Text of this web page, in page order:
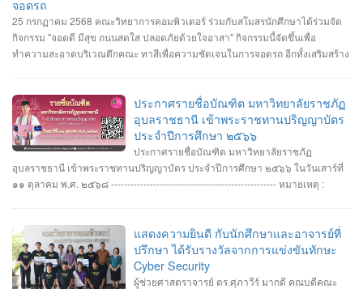
จอดรถ
25 กรกฏาคม 2568 คณะวิทยาการคอมพิวเตอร์ ร่วมกับสโมสรนักศึกษาได้ร่วมจัด
กิจกรรม "จอดดี มีสุข ถนนสดใส ปลอดภัยด้วยใจอาสา" กิจกรรมนี้จัดขึ้นเพื่อ
ทำความสะอาดบริเวณตึกคณะ ทาสีเพื่อความชัดเจนในการจอดรถ อีกทั้งเสริมสร้าง
ประกาศรายชื่อบัณฑิต มหาวิทยาลัยราชภัฏ
อุบลราชธานี เข้าพระราชทานปริญญาบัตร
ประจำปีการศึกษา ๒๕๖๖
ประกาศรายชื่อบัณฑิต มหาวิทยาลัยราชภัฏ
อุบลราชธานี เข้าพระราชทานปริญญาบัตร ประจำปีการศึกษา ๒๕๖๖ ในวันเสาร์ที่
๑๑ ตุลาคม พ.ศ. ๒๕๖๘ --------------------------------------------------- หมายเหตุ :
แสดงความยินดี กับนักศึกษาและอาจารย์ที่
ปรึกษา ได้รับรางวัลจากการแข่งขันทักษะ
Cyber Security
ผู้ช่วยศาสตราจารย์ ดร.ศุภาวีร์ มากดี คณบดีคณะ